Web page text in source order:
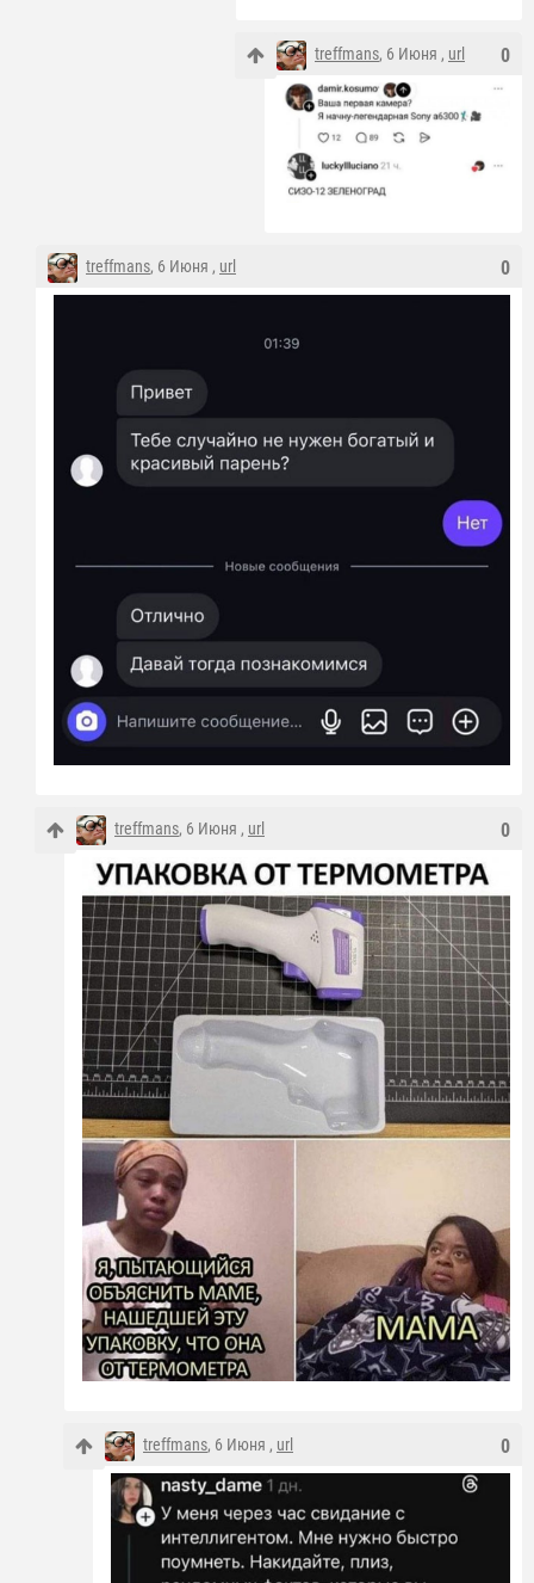
0
treffmans, 6 Июня , url
0
treffmans, 6 Июня , url
0
treffmans, 6 Июня , url
0
treffmans, 6 Июня , url